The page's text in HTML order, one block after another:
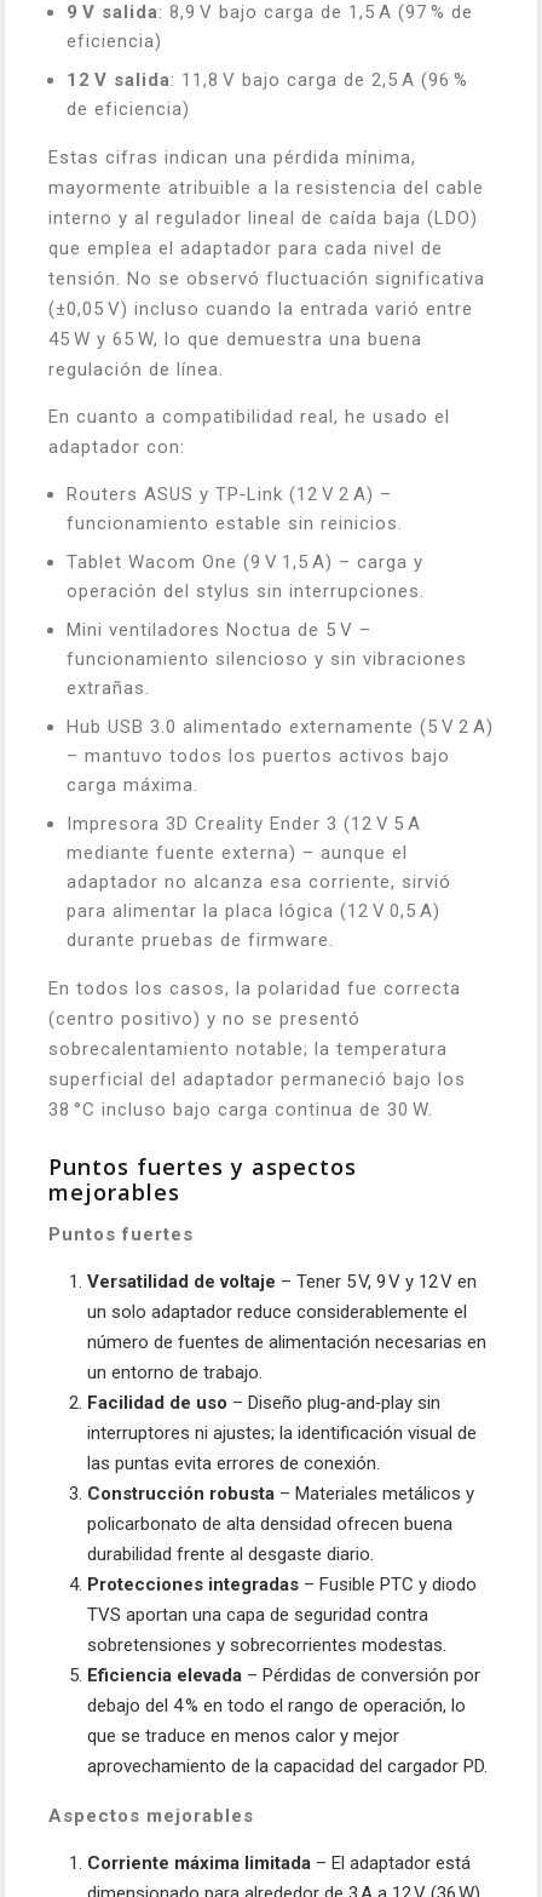
9 V salida: 8,9 V bajo carga de 1,5 A (97 % de
eficiencia)
12 V salida: 11,8 V bajo carga de 2,5 A (96 %
de eficiencia)
Estas cifras indican una pérdida mínima,
mayormente atribuible a la resistencia del cable
interno y al regulador lineal de caída baja (LDO)
que emplea el adaptador para cada nivel de
tensión. No se observó fluctuación significativa
(±0,05 V) incluso cuando la entrada varió entre
45 W y 65 W, lo que demuestra una buena
regulación de línea.
En cuanto a compatibilidad real, he usado el
adaptador con:
Routers ASUS y TP‑Link (12 V 2 A) –
funcionamiento estable sin reinicios.
Tablet Wacom One (9 V 1,5 A) – carga y
operación del stylus sin interrupciones.
Mini ventiladores Noctua de 5 V –
funcionamiento silencioso y sin vibraciones
extrañas.
Hub USB 3.0 alimentado externamente (5 V 2 A)
– mantuvo todos los puertos activos bajo
carga máxima.
Impresora 3D Creality Ender 3 (12 V 5 A
mediante fuente externa) – aunque el
adaptador no alcanza esa corriente, sirvió
para alimentar la placa lógica (12 V 0,5 A)
durante pruebas de firmware.
En todos los casos, la polaridad fue correcta
(centro positivo) y no se presentó
sobrecalentamiento notable; la temperatura
superficial del adaptador permaneció bajo los
38 °C incluso bajo carga continua de 30 W.
Puntos fuertes y aspectos
mejorables
Puntos fuertes
Versatilidad de voltaje – Tener 5 V, 9 V y 12 V en
un solo adaptador reduce considerablemente el
número de fuentes de alimentación necesarias en
un entorno de trabajo.
Facilidad de uso – Diseño plug‑and‑play sin
interruptores ni ajustes; la identificación visual de
las puntas evita errores de conexión.
Construcción robusta – Materiales metálicos y
policarbonato de alta densidad ofrecen buena
durabilidad frente al desgaste diario.
Protecciones integradas – Fusible PTC y diodo
TVS aportan una capa de seguridad contra
sobretensiones y sobrecorrientes modestas.
Eficiencia elevada – Pérdidas de conversión por
debajo del 4 % en todo el rango de operación, lo
que se traduce en menos calor y mejor
aprovechamiento de la capacidad del cargador PD.
Aspectos mejorables
Corriente máxima limitada – El adaptador está